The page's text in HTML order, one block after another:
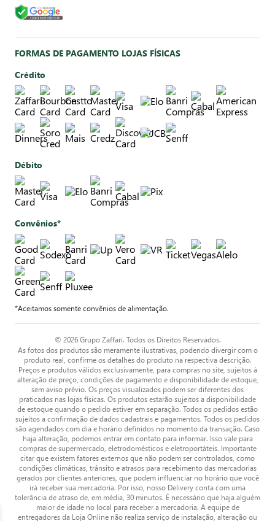
FORMAS DE PAGAMENTO LOJAS FÍSICAS
Crédito
Débito
Convênios*
*Aceitamos somente convênios de alimentação.
© 2026 Grupo Zaffari. Todos os Direitos Reservados.
As fotos dos produtos são meramente ilustrativas, podendo divergir com o
produto real, confirme os detalhes do produto na respectiva descrição.
Preços e produtos válidos exclusivamente, para compras no site, sujeitos à
alteração de preço, condições de pagamento e disponibilidade de estoque,
sem aviso prévio. Os preços visualizados podem ser diferentes dos
praticados nas lojas físicas. Os produtos estarão sujeitos a disponibilidade
de estoque quando o pedido estiver em separação. Todos os pedidos estão
sujeitos a confirmação de dados cadastrais e pagamentos. Todos os pedidos
são agendados com dia e horário definidos no momento da transação. Caso
haja alteração, podemos entrar em contato para informar. Isso vale para
compras de supermercado, eletrodomésticos e eletroportáteis. Importante
citar que existem fatores externos que não podem ser controlados, como
condições climáticas, trânsito e atrasos para recebimento das mercadorias
gerados por clientes anteriores, que podem influenciar no horário que você
irá receber sua mercadoria. Por isso, nosso Delivery conta com uma
tolerância de atraso de, em média, 30 minutos. É necessário que haja alguém
maior de idade no local para receber a mercadoria. A equipe de
entregadores da Loja Online não realiza serviço de instalação, alteração ou